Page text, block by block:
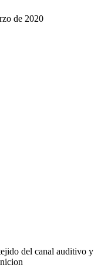
de 2020
del canal auditivo y